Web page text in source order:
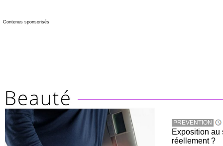
Contenus sponsorisés
PREVENTION
Exposition au
réellement ?